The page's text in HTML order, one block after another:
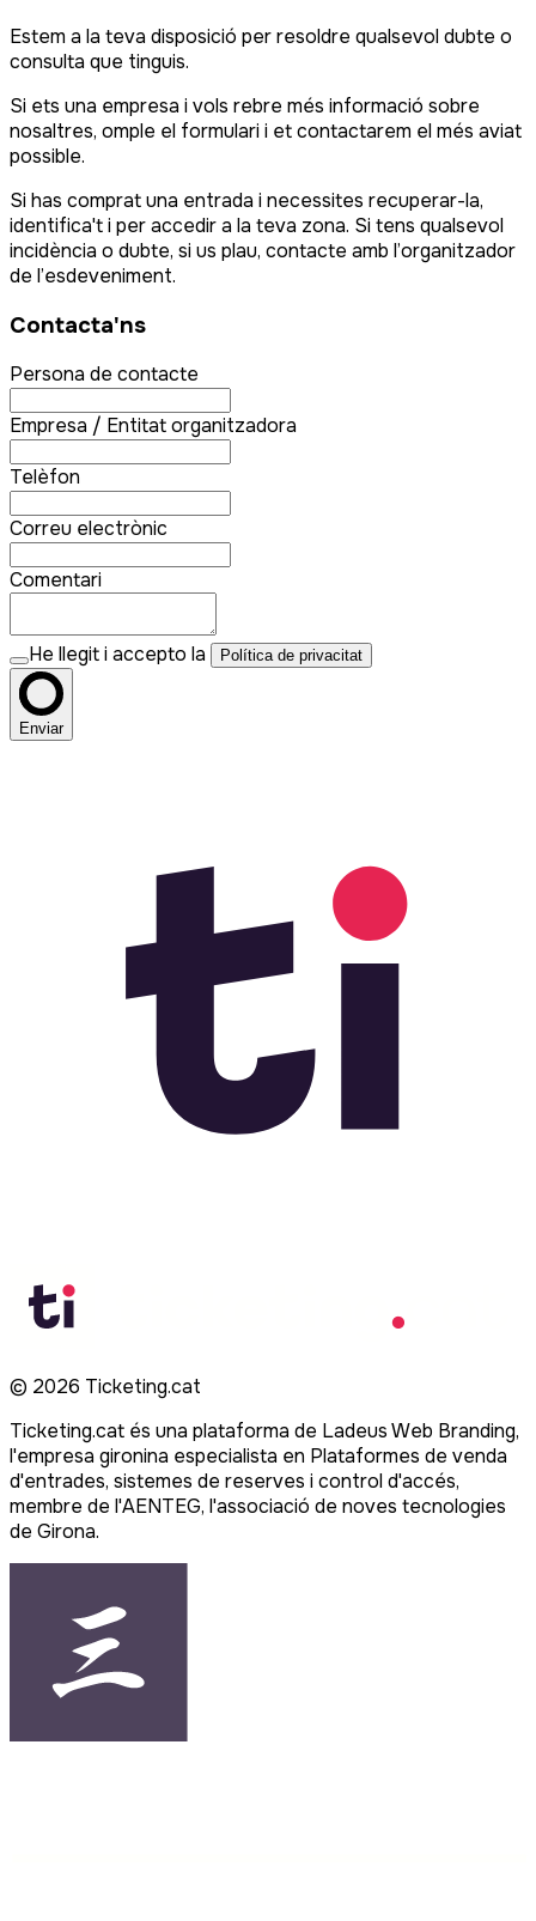
Estem a la teva disposició per resoldre qualsevol dubte o
consulta que tinguis.
Si ets una empresa i vols rebre més informació sobre
nosaltres, omple el formulari i et contactarem el més aviat
possible.
Si has comprat una entrada i necessites recuperar-la,
identifica't i per accedir a la teva zona. Si tens qualsevol
incidència o dubte, si us plau, contacte amb l’organitzador
de l’esdeveniment.
Contacta'ns
Persona de contacte
Empresa / Entitat organitzadora
Telèfon
Correu electrònic
Comentari
He llegit i accepto la Política de privacitat
Enviar
© 2026 Ticketing.cat
Ticketing.cat és una plataforma de Ladeus Web Branding,
l'empresa gironina especialista en Plataformes de venda
d'entrades, sistemes de reserves i control d'accés,
membre de l'AENTEG, l'associació de noves tecnologies
de Girona.